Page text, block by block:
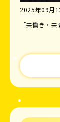
2025年09月
「共働き・